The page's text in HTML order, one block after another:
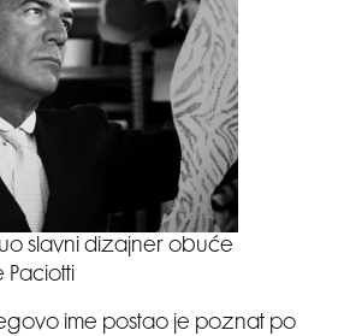
slavni dizajner obuće
Paciotti
ime postao je poznat po